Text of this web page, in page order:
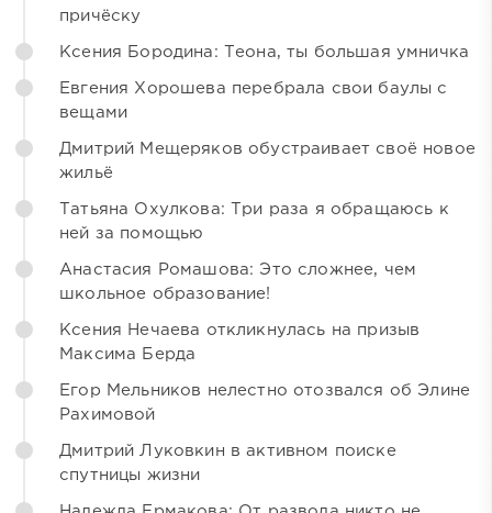
причёску
Ксения Бородина: Теона, ты большая умничка
Евгения Хорошева перебрала свои баулы с
вещами
Дмитрий Мещеряков обустраивает своё новое
жильё
Татьяна Охулкова: Три раза я обращаюсь к
ней за помощью
Анастасия Ромашова: Это сложнее, чем
школьное образование!
Ксения Нечаева откликнулась на призыв
Максима Берда
Егор Мельников нелестно отозвался об Элине
Рахимовой
Дмитрий Луковкин в активном поиске
спутницы жизни